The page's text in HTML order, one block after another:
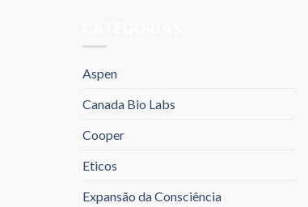
Aspen
Canada Bio Labs
Cooper
Eticos
Expansão da Consciência